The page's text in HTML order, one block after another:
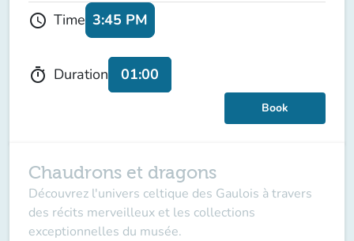
schedule Time 3:45 PM
timer Duration 01:00
Book
Chaudrons et dragons
Découvrez l'univers celtique des Gaulois à travers
des récits merveilleux et les collections
exceptionnelles du musée.